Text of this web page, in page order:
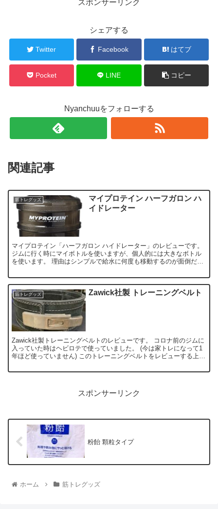
スポンサーリンク
シェアする
Twitter Facebook はてブ
Pocket LINE コピー
Nyanchuuをフォローする
関連記事
筋トレグッズ
マイプロテイン ハーフガロン ハ
イドレーター
マイプロテイン「ハーフガロン ハイドレーター」のレビューです。
ジムに行く時にマイボトルを使いますが、個人的には大きなボトル
を使います。 理由はシンプルで給水に何度も移動するのが面倒だか
筋トレグッズ Zawick社製 トレーニングベルト
Zawick社製トレーニングベルトのレビューです。 コロナ前のジムに
入っていた時はヘビロテで使っていました。 (今は家トレになって1
年ほど使っていません) このトレーニングベルトをレビューする上で
スポンサーリンク
粉飴 顆粒タイプ
ホーム 筋トレグッズ